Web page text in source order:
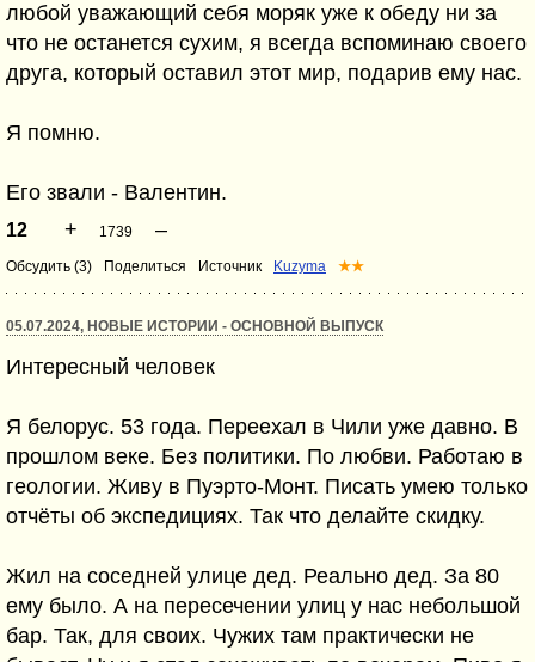
любой уважающий себя моряк уже к обеду ни за
что не останется сухим, я всегда вспоминаю своего
друга, который оставил этот мир, подарив ему нас.
Я помню.
Его звали - Валентин.
12 + 1739 –
Обсудить (3) Поделиться Источник Kuzyma ★★
05.07.2024, НОВЫЕ ИСТОРИИ - ОСНОВНОЙ ВЫПУСК
Интересный человек⁠⁠
Я белорус. 53 года. Переехал в Чили уже давно. В
прошлом веке. Без политики. По любви. Работаю в
геологии. Живу в Пуэрто-Монт. Писать умею только
отчёты об экспедициях. Так что делайте скидку.
Жил на соседней улице дед. Реально дед. За 80
ему было. А на пересечении улиц у нас небольшой
бар. Так, для своих. Чужих там практически не